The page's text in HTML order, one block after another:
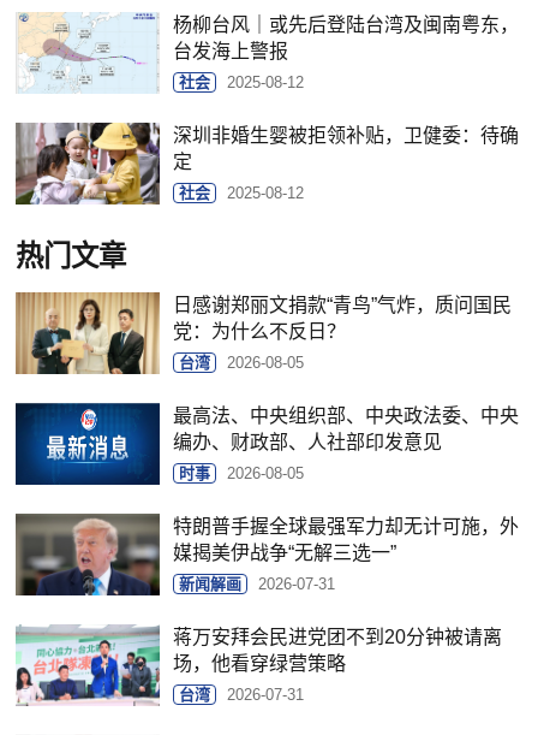
杨柳台风｜或先后登陆台湾及闽南粤东，
台发海上警报
社会 2025-08-12
深圳非婚生婴被拒领补贴，卫健委：待确
定
社会 2025-08-12
热门文章
日感谢郑丽文捐款“青鸟”气炸，质问国民
党：为什么不反日？
台湾 2026-08-05
最高法、中央组织部、中央政法委、中央
编办、财政部、人社部印发意见
时事 2026-08-05
特朗普手握全球最强军力却无计可施，外
媒揭美伊战争“无解三选一”
新闻解画 2026-07-31
蒋万安拜会民进党团不到20分钟被请离
场，他看穿绿营策略
台湾 2026-07-31